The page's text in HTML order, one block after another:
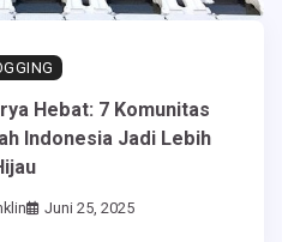
Hebat: 7 Komunitas
Indonesia Jadi Lebih
Juni 25, 2025